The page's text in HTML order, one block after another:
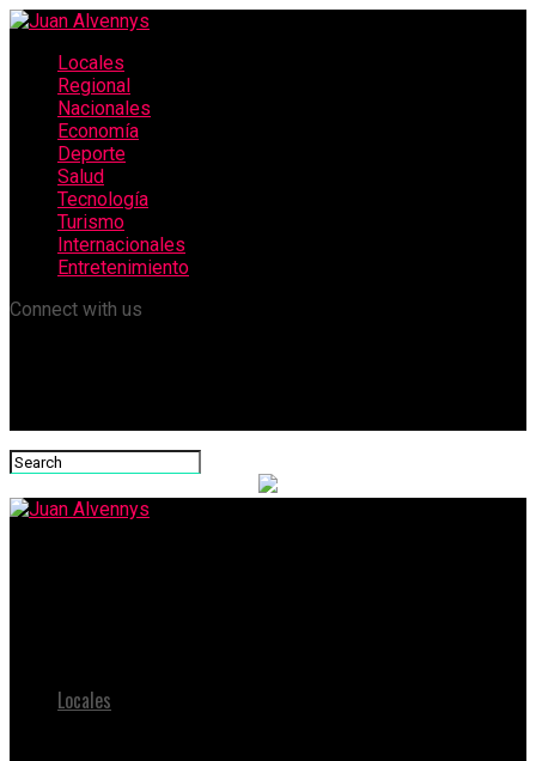
Locales
Regional
Nacionales
Economía
Deporte
Salud
Tecnología
Turismo
Internacionales
Entretenimiento
Connect with us
Locales